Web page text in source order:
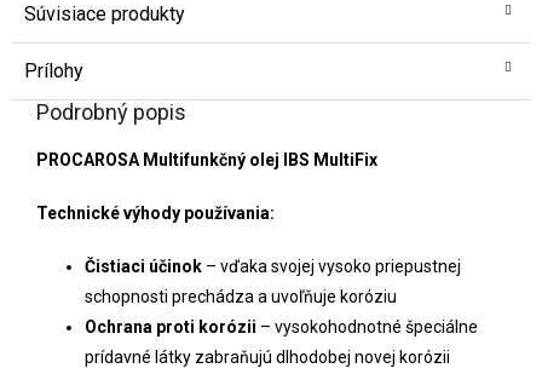
Súvisiace produkty
Prílohy
Podrobný popis
PROCAROSA Multifunkčný olej IBS MultiFix
Technické výhody používania:
Čistiaci účinok – vďaka svojej vysoko priepustnej
schopnosti prechádza a uvoľňuje koróziu
Ochrana proti korózii – vysokohodnotné špeciálne
prídavné látky zabraňujú dlhodobej novej korózii